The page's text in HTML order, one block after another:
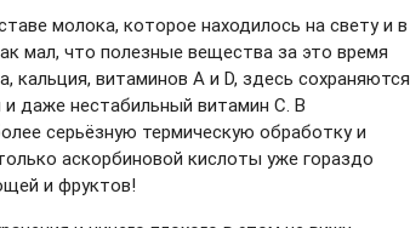
молока, которое находилось на свету и в
мал, что полезные вещества за это время
кальция, витаминов А и D, здесь сохраняются
даже нестабильный витамин С. В
серьёзную термическую обработку и
аскорбиновой кислоты уже гораздо
и фруктов!